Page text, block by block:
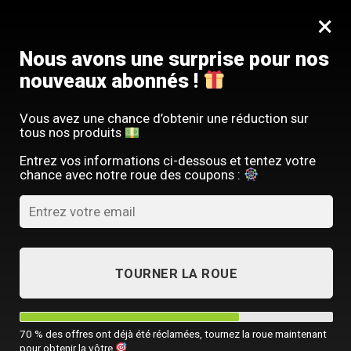
contenu
ACCUEIL / SAC À DOS LUXE
×
Nous avons une surprise pour nos
nouveaux abonnés !
Vous avez une chance d’obtenir une réduction sur
tous nos produits
Entrez vos informations ci-dessous et tentez votre
chance avec notre roue des coupons :
TOURNER LA ROUE
70 % des offres ont déjà été réclamées, tournez la roue maintenant
pour obtenir la vôtre